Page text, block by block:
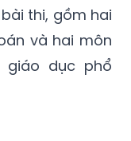
thi, gồm hai
và hai môn
giáo dục phổ